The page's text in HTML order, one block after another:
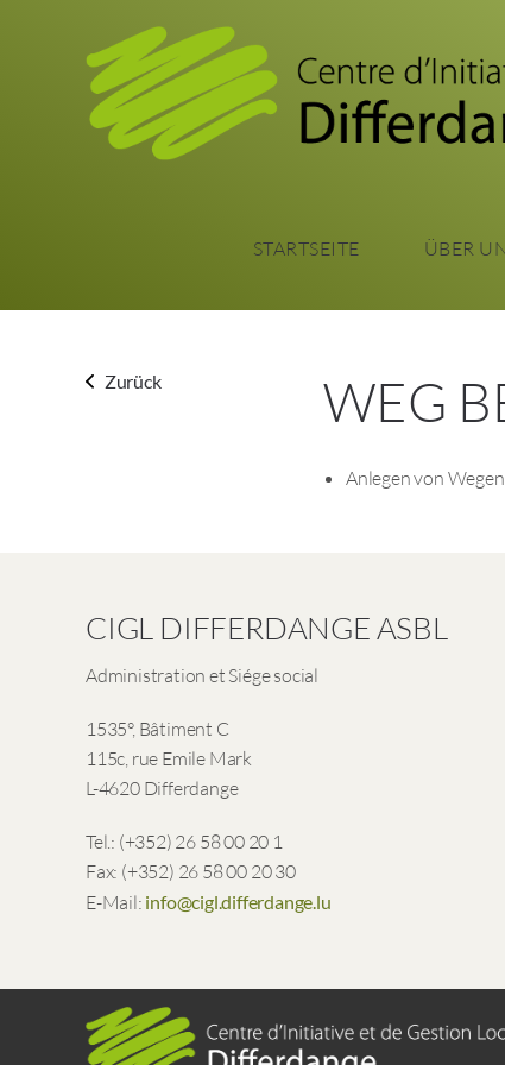
STARTSEITE ÜBER
Zurück WEG
Anlegen von
CIGL DIFFERDANGE ASBL
Administration et Siége social
1535°, Bâtiment C
115c, rue Emile Mark
L-4620 Differdange
Tel.: (+352) 26 58 00 20 1
Fax: (+352) 26 58 00 20 30
E-Mail: info@cigl.differdange.lu